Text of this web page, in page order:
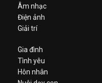
Âm nhạc
Điện ảnh
Giải trí
Gia đình
Tình yêu
Hôn nhân